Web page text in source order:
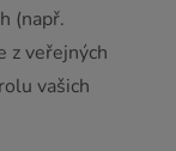
(např.
z veřejných
vašich